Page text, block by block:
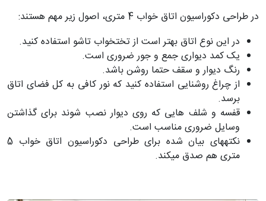
در طراحی دکوراسیون اتاق خواب 4 متری، اصول زیر مهم هستند:
در این نوع اتاق بهتر است از تختخواب تاشو استفاده کنید.
یک کمد دیواری جمع و جور ضروری است.
رنگ دیوار و سقف حتما روشن باشد.
از چراغ روشنایی استفاده کنید که نور کافی به کل فضای اتاق
برسد.
قفسه و شلف هایی که روی دیوار نصب شوند برای گذاشتن
وسایل ضروری مناسب است.
نکته­های بیان شده برای طراحی دکوراسیون اتاق خواب 5
متری هم صدق می­کند.